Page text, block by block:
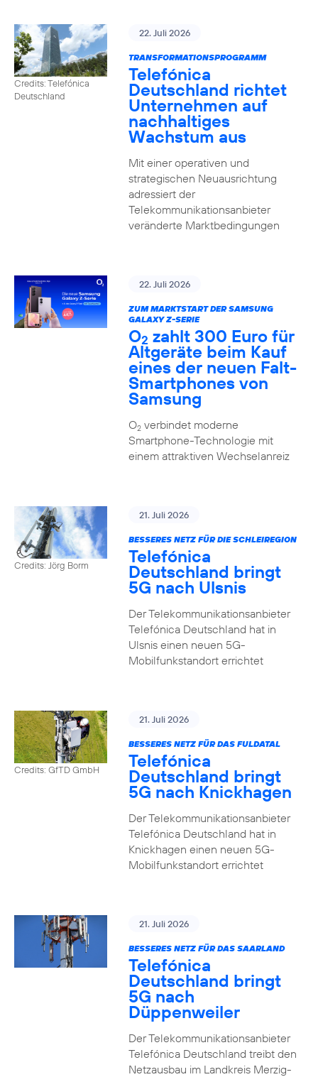
Credits: Telefónica
Deutschland
22. Juli 2026
TRANSFORMATIONSPROGRAMM
Telefónica
Deutschland richtet
Unternehmen auf
nachhaltiges
Wachstum aus
Mit einer operativen und
strategischen Neuausrichtung
adressiert der
Telekommunikationsanbieter
veränderte Marktbedingungen
22. Juli 2026
ZUM MARKTSTART DER SAMSUNG
GALAXY Z-SERIE
O2 zahlt 300 Euro für
Altgeräte beim Kauf
eines der neuen Falt-
Smartphones von
Samsung
O2verbindet moderne
Smartphone-Technologie mit
einem attraktiven Wechselanreiz
Credits: Jörg Borm
21. Juli 2026
BESSERES NETZ FÜR DIE SCHLEIREGION
Telefónica
Deutschland bringt
5G nach Ulsnis
Der Telekommunikationsanbieter
Telefónica Deutschland hat in
Ulsnis einen neuen 5G-
Mobilfunkstandort errichtet
Credits: GfTD GmbH
21. Juli 2026
BESSERES NETZ FÜR DAS FULDATAL
Telefónica
Deutschland bringt
5G nach Knickhagen
Der Telekommunikationsanbieter
Telefónica Deutschland hat in
Knickhagen einen neuen 5G-
Mobilfunkstandort errichtet
21. Juli 2026
BESSERES NETZ FÜR DAS SAARLAND
Telefónica
Deutschland bringt
5G nach
Düppenweiler
Der Telekommunikationsanbieter
Telefónica Deutschland treibt den
Netzausbau im Landkreis Merzig-